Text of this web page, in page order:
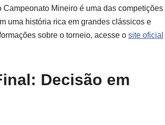
Mineiro é uma das competições
uma história rica em grandes clássicos e
sobre o torneio, acesse o site oficial
Decisão em